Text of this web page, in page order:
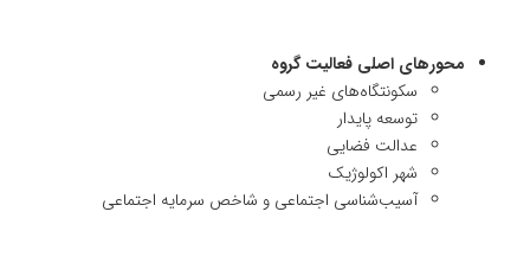
محورهای اصلی فعالیت گروه
سکونتگاه‌های غیر رسمی
توسعه پایدار
عدالت فضایی
شهر اکولوژیک
آسیب‌شناسی اجتماعی و شاخص سرمایه اجتماعی